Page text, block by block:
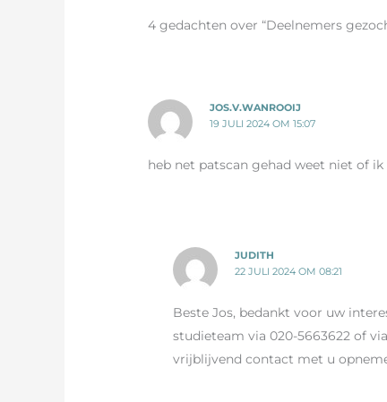
4 gedachten over “Deelnemers
JOS.V.WANROOIJ
19 JULI 2024 OM 15:07
heb net patscan gehad weet niet of
JUDITH
22 JULI 2024 OM 08:21
Beste Jos, bedankt voor uw
studieteam via 020-5663622 of
vrijblijvend contact met u